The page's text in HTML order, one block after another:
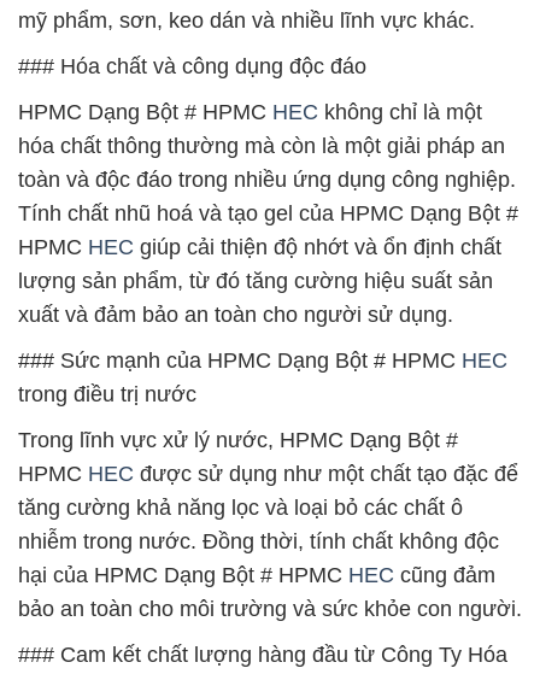
mỹ phẩm, sơn, keo dán và nhiều lĩnh vực khác.
### Hóa chất và công dụng độc đáo
HPMC Dạng Bột # HPMC HEC không chỉ là một
hóa chất thông thường mà còn là một giải pháp an
toàn và độc đáo trong nhiều ứng dụng công nghiệp.
Tính chất nhũ hoá và tạo gel của HPMC Dạng Bột #
HPMC HEC giúp cải thiện độ nhớt và ổn định chất
lượng sản phẩm, từ đó tăng cường hiệu suất sản
xuất và đảm bảo an toàn cho người sử dụng.
### Sức mạnh của HPMC Dạng Bột # HPMC HEC
trong điều trị nước
Trong lĩnh vực xử lý nước, HPMC Dạng Bột #
HPMC HEC được sử dụng như một chất tạo đặc để
tăng cường khả năng lọc và loại bỏ các chất ô
nhiễm trong nước. Đồng thời, tính chất không độc
hại của HPMC Dạng Bột # HPMC HEC cũng đảm
bảo an toàn cho môi trường và sức khỏe con người.
### Cam kết chất lượng hàng đầu từ Công Ty Hóa